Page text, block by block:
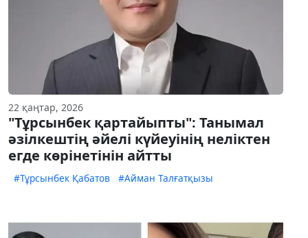
22 қаңтар, 2026
"Тұрсынбек қартайыпты": Танымал
әзілкештің әйелі күйеуінің неліктен
егде көрінетінін айтты
#Тұрсынбек Қабатов #Айман Талғатқызы